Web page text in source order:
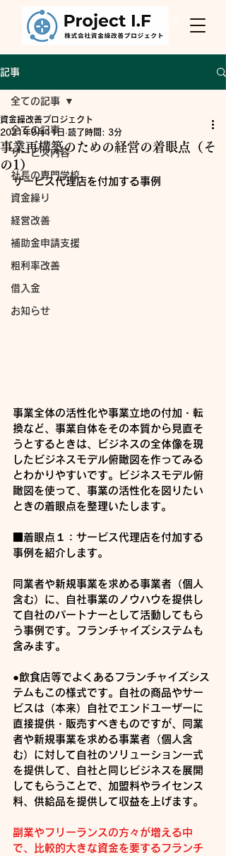
Project I.F
株式会社資金繰改善プロジェク
ト
記事
全ての記事
サービス内容
社長の専門学校
資金繰り
経営改善
補助金申請支援
粗利率改善
借入金
お知らせ
全ての記事
事業再構築のための経営の着眼点（そ
の1）
資金繰改善プロジェクト
2021年9月11日 読了時間: 3分
サービス代理店を付加する事例
事業全体の活性化や事業立地の付加・転
換など、事業自体をその本質から見直そ
うとするときは、ビジネスの全体像を現
したビジネスモデル俯瞰図を作ってみる
とわかりやすいです。ビジネスモデル俯
瞰図を使って、事業の活性化を図りたい
ときの着眼点を整理いたします。
■着眼点１：サービス代理店を付加する
事例を紹介します。
同業者や新規事業を求める事業者（個人
含む）に、自社事業のノウハウを提供し
て自社のパートナーとして活動してもら
う事例です。フランチャイズシステムも
含みます。
●飲食店等でよくあるフランチャイズシス
テムもこの様式です。自社の商品やサー
ビスは（本来）自社でエンドユーザーに
直接提供・販売すべきものですが、同業
者や新規事業を求める事業者（個人含
む）に対して自社のソリューション一式
を提供して、自社と同じビジネスを展開
してもらうことで、加盟料やライセンス
料、供給品を提供して収益を上げます。
副業やフリーランスの方々が増える中
で、比較的大きな資金を要するフランチ